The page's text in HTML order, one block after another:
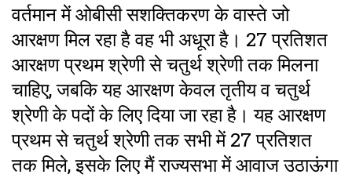
वर्तमान में ओबीसी सशक्तिकरण के वास्ते जो
आरक्षण मिल रहा है वह भी अधूरा है। 27 प्रतिशत
आरक्षण प्रथम श्रेणी से चतुर्थ श्रेणी तक मिलना
चाहिए, जबकि यह आरक्षण केवल तृतीय व चतुर्थ
श्रेणी के पदों के लिए दिया जा रहा है। यह आरक्षण
प्रथम से चतुर्थ श्रेणी तक सभी में 27 प्रतिशत
तक मिले, इसके लिए मैं राज्यसभा में आवाज उठाऊंगा